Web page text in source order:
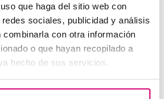
que haga del sitio web con
sociales, publicidad y análisis
combinarla con otra información
o que hayan recopilado a
hecho de sus servicios.